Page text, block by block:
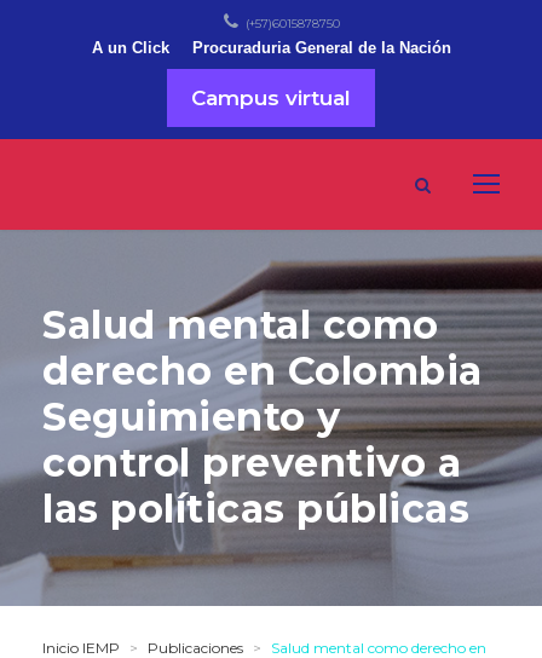
(+57)6015878750
A un Click Procuraduria General de la Nación
Campus virtual
Salud mental como
derecho en Colombia
Seguimiento y
control preventivo a
las políticas públicas
Inicio IEMP > Publicaciones >
Salud mental como derecho en